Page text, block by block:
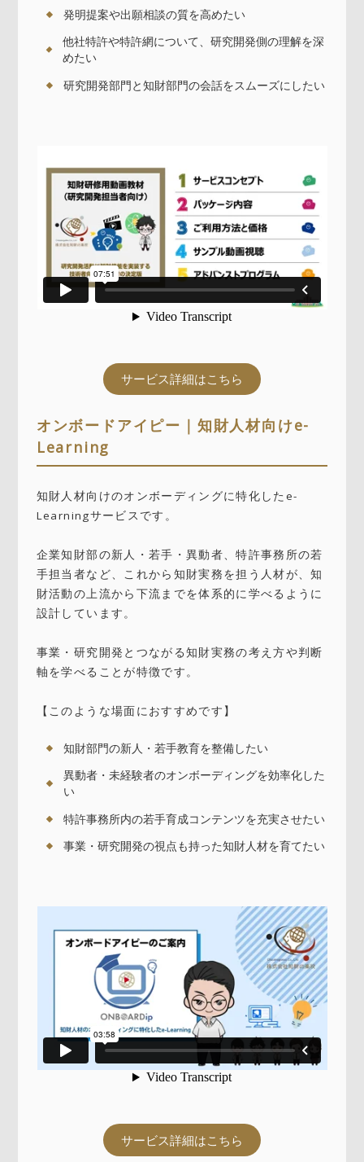
発明提案や出願相談の質を高めたい
他社特許や特許網について、研究開発側の理解を深
めたい
研究開発部門と知財部門の会話をスムーズにしたい
サービス詳細はこちら
オンボードアイピー｜知財人材向けe-
Learning
知財人材向けのオンボーディングに特化したe-
Learningサービスです。
企業知財部の新人・若手・異動者、特許事務所の若
手担当者など、これから知財実務を担う人材が、知
財活動の上流から下流までを体系的に学べるように
設計しています。
事業・研究開発とつながる知財実務の考え方や判断
軸を学べることが特徴です。
【このような場面におすすめです】
知財部門の新人・若手教育を整備したい
異動者・未経験者のオンボーディングを効率化した
い
特許事務所内の若手育成コンテンツを充実させたい
事業・研究開発の視点も持った知財人材を育てたい
サービス詳細はこちら